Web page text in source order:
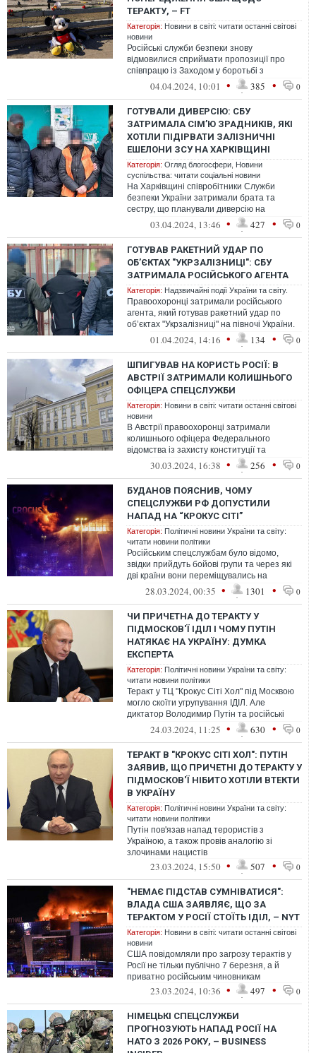
ТЕРАКТУ, – FT
Категорія: Новини в світі: читати останні світові
новини
Російські служби безпеки знову
відмовилися сприймати пропозиції про
співпрацю із Заходом у боротьбі з
тероризмом за чисту монету
04.04.2024, 10:01 • 385 • 0
ГОТУВАЛИ ДИВЕРСІЮ: СБУ
ЗАТРИМАЛА СІМ’Ю ЗРАДНИКІВ, ЯКІ
ХОТІЛИ ПІДІРВАТИ ЗАЛІЗНИЧНІ
ЕШЕЛОНИ ЗСУ НА ХАРКІВЩИНІ
Категорія: Огляд блогосфери Новини
суспільства: читати соціальні новини
На Харківщині співробітники Служби
безпеки України затримали брата та
сестру, що планували диверсію на
стратегічних об'єктах "Укрзалізниці".
03.04.2024, 13:46 • 427 • 0
ГОТУВАВ РАКЕТНИЙ УДАР ПО
ОБ’ЄКТАХ "УКРЗАЛІЗНИЦІ": СБУ
ЗАТРИМАЛА РОСІЙСЬКОГО АГЕНТА
Категорія: Надзвичайні події України та світу.
Правоохоронці затримали російського
агента, який готував ракетний удар по
об’єктах "Укрзалізниці" на півночі України.
Тепер йому загрожує довічне ув'я...
01.04.2024, 14:16 • 134 • 0
ШПИГУВАВ НА КОРИСТЬ РОСІЇ: В
АВСТРІЇ ЗАТРИМАЛИ КОЛИШНЬОГО
ОФІЦЕРА СПЕЦСЛУЖБИ
Категорія: Новини в світі: читати останні світові
новини
В Австрії правоохоронці затримали
колишнього офіцера Федерального
відомства із захисту конституції та
боротьби з тероризмом (BVT) Егісто Отта.
30.03.2024, 16:38 • 256 • 0
БУДАНОВ ПОЯСНИВ, ЧОМУ
СПЕЦСЛУЖБИ РФ ДОПУСТИЛИ
НАПАД НА “КРОКУС СІТІ”
Категорія: Політичні новини України та світу:
читати новини політики
Російським спецслужбам було відомо,
звідки прийдуть бойові групи та через які
дві країни вони переміщувались на
територію держави-агресора.
28.03.2024, 00:35 • 1301 • 0
ЧИ ПРИЧЕТНА ДО ТЕРАКТУ У
ПІДМОСКОВ'Ї ІДІЛ І ЧОМУ ПУТІН
НАТЯКАЄ НА УКРАЇНУ: ДУМКА
ЕКСПЕРТА
Категорія: Політичні новини України та світу:
читати новини політики
Теракт у ТЦ "Крокус Сіті Хол" під Москвою
могло скоїти угрупування ІДІЛ. Але
диктатор Володимир Путін та російські
пропагандисти не втратять можливост...
24.03.2024, 11:25 • 630 • 0
ТЕРАКТ В "КРОКУС СІТІ ХОЛ": ПУТІН
ЗАЯВИВ, ЩО ПРИЧЕТНІ ДО ТЕРАКТУ У
ПІДМОСКОВ'Ї НІБИТО ХОТІЛИ ВТЕКТИ
В УКРАЇНУ
Категорія: Політичні новини України та світу:
читати новини політики
Путін пов'язав напад терористів з
Україною, а також провів аналогію зі
злочинами нацистів
23.03.2024, 15:50 • 507 • 0
"НЕМАЄ ПІДСТАВ СУМНІВАТИСЯ":
ВЛАДА США ЗАЯВЛЯЄ, ЩО ЗА
ТЕРАКТОМ У РОСІЇ СТОЇТЬ ІДІЛ, – NYT
Категорія: Новини в світі: читати останні світові
новини
США повідомляли про загрозу терактів у
Росії не тільки публічно 7 березня, а й
приватно російським чиновникам
23.03.2024, 10:36 • 497 • 0
НІМЕЦЬКІ СПЕЦСЛУЖБИ
ПРОГНОЗУЮТЬ НАПАД РОСІЇ НА
НАТО З 2026 РОКУ, – BUSINESS